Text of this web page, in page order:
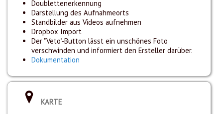
Doublettenerkennung
Darstellung des Aufnahmeorts
Standbilder aus Videos aufnehmen
Dropbox Import
Der "Veto"-Button lässt ein unschönes Foto
verschwinden und informiert den Ersteller darüber.
Dokumentation
KARTE